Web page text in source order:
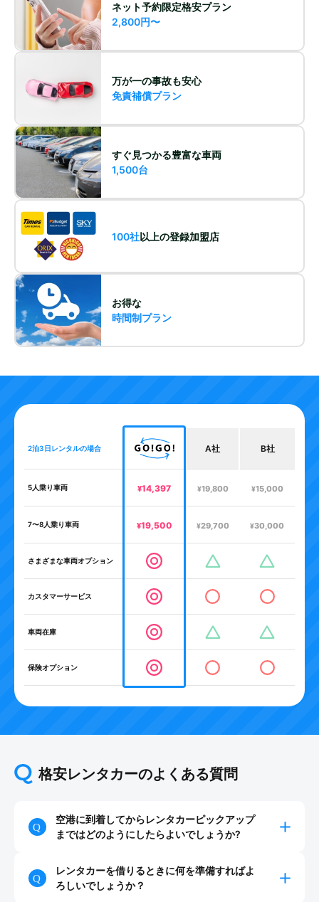
ネット予約限定格安プラン
2,800円〜
万が一の事故も安心
免責補償プラン
すぐ見つかる豊富な車両
1,500台
100社以上の登録加盟店
お得な
時間制プラン
2泊3日レンタルの場合 A社 B社
5人乗り車両 ¥14,397 ¥19,800 ¥15,000
7〜8人乗り車両 ¥19,500 ¥29,700 ¥30,000
さまざまな車両オプション
カスタマーサービス
車両在庫
保険オプション
格安レンタカーのよくある質問
空港に到着してからレンタカーピックアップ
まではどのようにしたらよいでしょうか?
レンタカーを借りるときに何を準備すればよ
ろしいでしょうか？